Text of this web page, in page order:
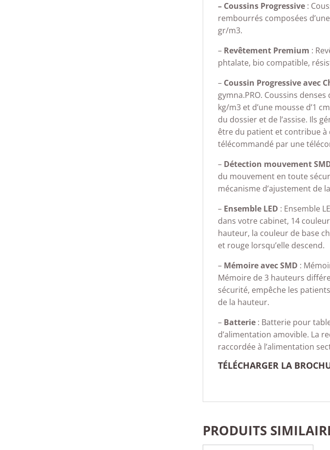
– Coussins Progressive:
rembourrés composées
gr/m3.
– Revêtement Premium :
phtalate, bio compatible,
– Coussin Progressive avec
gymna.PRO. Coussins
kg/m3 et d’une mousse d’1
du dossier et de l’assise. Ils
être du patient et contribue
télécommandé par une
– Détection mouvement
du mouvement en toute
mécanisme d’ajustement de
– Ensemble LED : Ensemble
dans votre cabinet, 14
hauteur, la couleur de base
et rouge lorsqu’elle descend.
– Mémoire avec SMD :
Mémoire de 3 hauteurs
sécurité, empêche les
de la hauteur.
– Batterie: Batterie pour
d’alimentation amovible. La
raccordée à l’alimentation
TÉLÉCHARGER LA
PRODUITS